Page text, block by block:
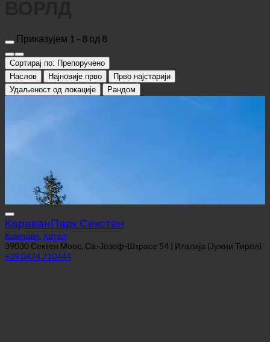
Приказујем 1 - 8 од 8
Сортирај по: Препоручено
Наслов
Најновије прво
Прво најстарији
Удаљеност од локације
Рандом
КараванПарк Секстен
Кампови, Хотел
39030 Сектен Моос, Св.-Јозеф-Штрасе 54 | Италија (Јужни Тирол)
+39 0474 710444